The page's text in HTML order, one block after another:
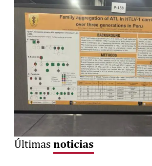
Últimasnoticias